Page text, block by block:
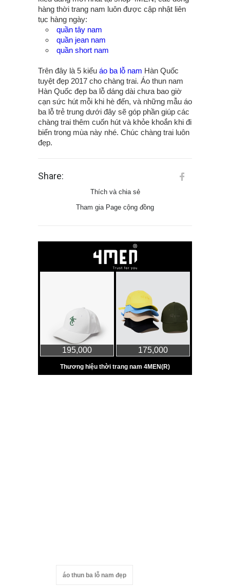
hàng thời trang nam luôn được cập nhật liên
tục hàng ngày:
quần tây nam
quần jean nam
quần short nam
Trên đây là 5 kiểu áo ba lỗ nam Hàn Quốc
tuyệt đẹp 2017 cho chàng trai. Áo thun nam
Hàn Quốc đẹp ba lỗ dáng dài chưa bao giờ
cạn sức hút mỗi khi hè đến, và những mẫu áo
ba lỗ trẻ trung dưới đây sẽ góp phần giúp các
chàng trai thêm cuốn hút và khỏe khoắn khi đi
biển trong mùa này nhé. Chúc chàng trai luôn
đẹp.
Share:
Thích và chia sẻ
Tham gia Page cộng đồng
áo thun ba lỗ nam đẹp